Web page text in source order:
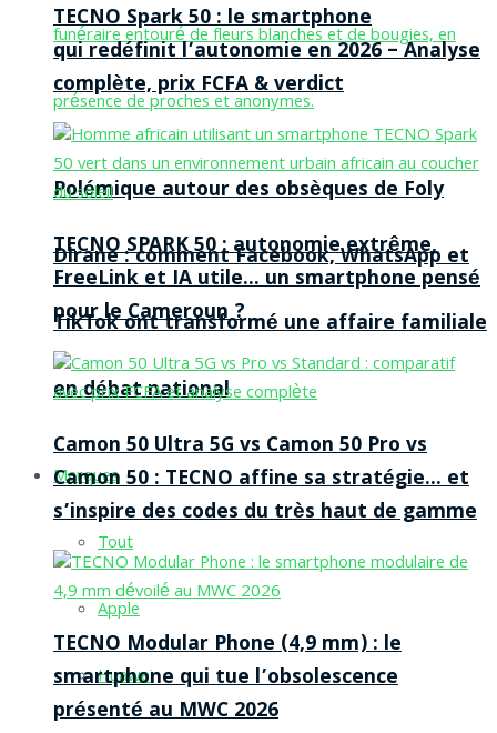
Polémique autour des obsèques de Foly
Dirane : comment Facebook, WhatsApp et
TikTok ont transformé une affaire familiale
en débat national
Marques
Tout
Apple
Huawei
TECNO Spark 50 : le smartphone
qui redéfinit l’autonomie en 2026 – Analyse
complète, prix FCFA & verdict
TECNO SPARK 50 : autonomie extrême,
FreeLink et IA utile… un smartphone pensé
pour le Cameroun ?
Camon 50 Ultra 5G vs Camon 50 Pro vs
Camon 50 : TECNO affine sa stratégie… et
s’inspire des codes du très haut de gamme
TECNO Modular Phone (4,9 mm) : le
smartphone qui tue l’obsolescence
présenté au MWC 2026